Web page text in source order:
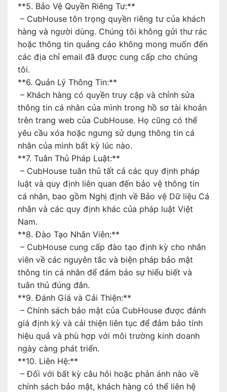
**5. Bảo Vệ Quyền Riêng Tư:**
– CubHouse tôn trọng quyền riêng tư của khách
hàng và người dùng. Chúng tôi không gửi thư rác
hoặc thông tin quảng cáo không mong muốn đến
các địa chỉ email đã được cung cấp cho chúng
tôi.
**6. Quản Lý Thông Tin:**
– Khách hàng có quyền truy cập và chỉnh sửa
thông tin cá nhân của mình trong hồ sơ tài khoản
trên trang web của CubHouse. Họ cũng có thể
yêu cầu xóa hoặc ngưng sử dụng thông tin cá
nhân của mình bất kỳ lúc nào.
**7. Tuân Thủ Pháp Luật:**
– CubHouse tuân thủ tất cả các quy định pháp
luật và quy định liên quan đến bảo vệ thông tin
cá nhân, bao gồm Nghị định về Bảo vệ Dữ liệu Cá
nhân và các quy định khác của pháp luật Việt
Nam.
**8. Đào Tạo Nhân Viên:**
– CubHouse cung cấp đào tạo định kỳ cho nhân
viên về các nguyên tắc và biện pháp bảo mật
thông tin cá nhân để đảm bảo sự hiểu biết và
tuân thủ đúng đắn.
**9. Đánh Giá và Cải Thiện:**
– Chính sách bảo mật của CubHouse được đánh
giá định kỳ và cải thiện liên tục để đảm bảo tính
hiệu quả và phù hợp với môi trường kinh doanh
ngày càng phát triển.
**10. Liên Hệ:**
– Đối với bất kỳ câu hỏi hoặc phản ánh nào về
chính sách bảo mật, khách hàng có thể liên hệ